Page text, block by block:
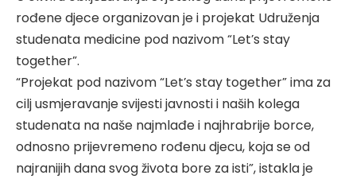
rođene djece organizovan je i projekat Udruženja
studenata medicine pod nazivom “Let’s stay
together”.
“Projekat pod nazivom “Let’s stay together” ima za
cilj usmjeravanje svijesti javnosti i naših kolega
studenata na naše najmlađe i najhrabrije borce,
odnosno prijevremeno rođenu djecu, koja se od
najranijih dana svog života bore za isti”, istakla je